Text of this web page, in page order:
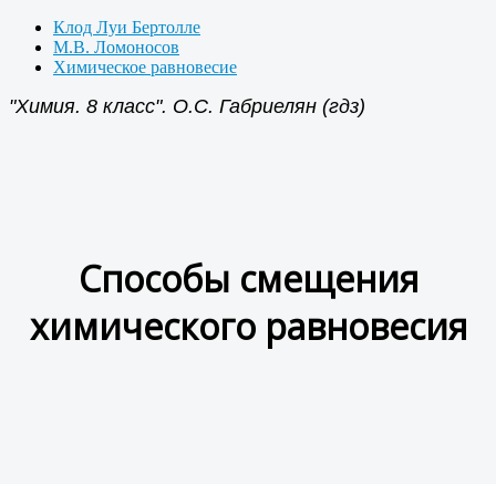
Клод Луи Бертолле
М.В. Ломоносов
Химическое равновесие
"Химия. 8 класс". О.С. Габриелян (гдз)
Способы смещения
химического равновесия